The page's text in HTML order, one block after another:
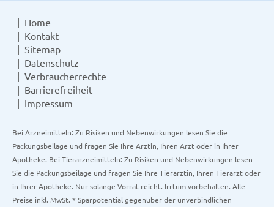
Home
Kontakt
Sitemap
Datenschutz
Verbraucherrechte
Barrierefreiheit
Impressum
Bei Arzneimitteln: Zu Risiken und Nebenwirkungen lesen Sie die
Packungsbeilage und fragen Sie Ihre Ärztin, Ihren Arzt oder in Ihrer
Apotheke. Bei Tierarzneimitteln: Zu Risiken und Nebenwirkungen lesen
Sie die Packungsbeilage und fragen Sie Ihre Tierärztin, Ihren Tierarzt oder
in Ihrer Apotheke. Nur solange Vorrat reicht. Irrtum vorbehalten. Alle
Preise inkl. MwSt. * Sparpotential gegenüber der unverbindlichen